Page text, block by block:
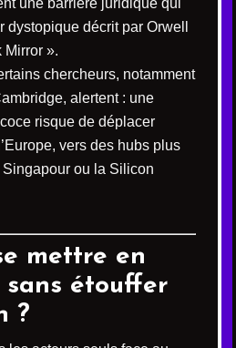
dystopique décrit par Orwell
Mirror ».
chercheurs, notamment
alertent : une
risque de déplacer
vers des hubs plus
ou la Silicon
mettre en
étouffer
?